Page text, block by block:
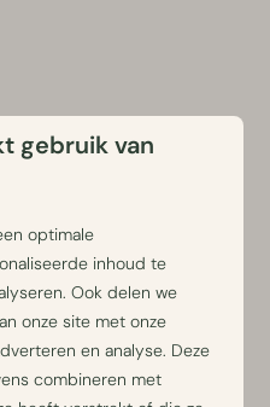
gebruik van
optimale
inhoud te
Ook delen we
onze site met onze
en analyse. Deze
combineren met